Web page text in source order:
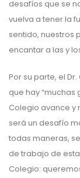
desafíos que se
vuelva a tener la
sentido, nuestros
encantar a las y
Por su parte, el
que hay
Colegio avance y
será un desafío
todas maneras,
de trabajo de
Colegio: